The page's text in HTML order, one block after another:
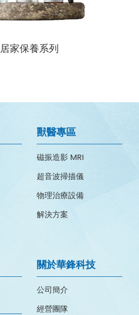
居家保養系列
獸醫專區
磁振造影 MRI
超音波掃描儀
物理治療設備
解決方案
關於華鋒科技
公司簡介
經營團隊